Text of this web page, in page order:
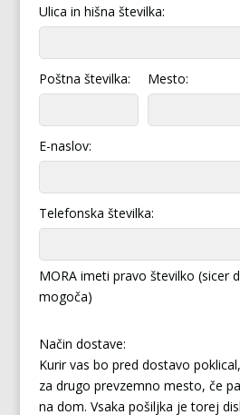
Ulica in hišna številka:
Poštna številka: Mesto:
E-naslov:
Telefonska številka:
MORA imeti pravo številko (sicer
mogoča)
Način dostave:
Kurir vas bo pred dostavo
za drugo prevzemno mesto, če
na dom. Vsaka pošiljka je torej